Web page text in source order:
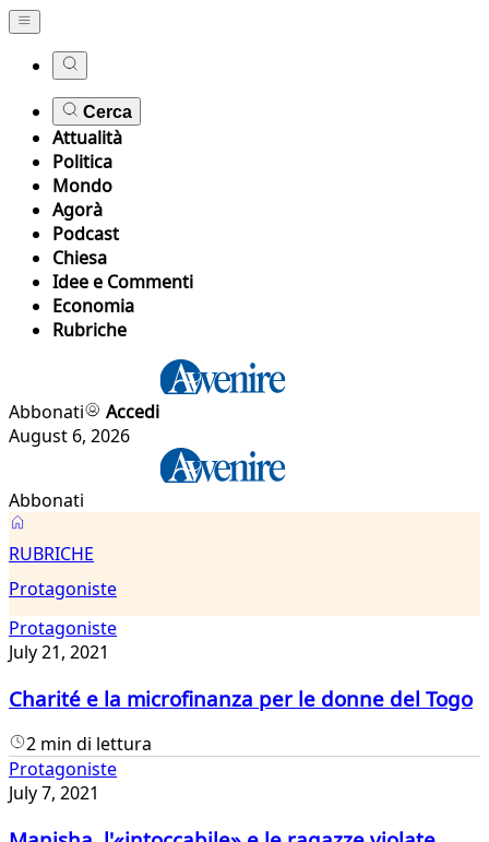
Cerca
Attualità
Politica
Mondo
Agorà
Podcast
Chiesa
Idee e Commenti
Economia
Rubriche
Abbonati
Accedi
August 6, 2026
Abbonati
Protagoniste
RUBRICHE
Protagoniste
Protagoniste
July 21, 2021
Charité e la microfinanza per le donne del Togo
2 min di lettura
Protagoniste
July 7, 2021